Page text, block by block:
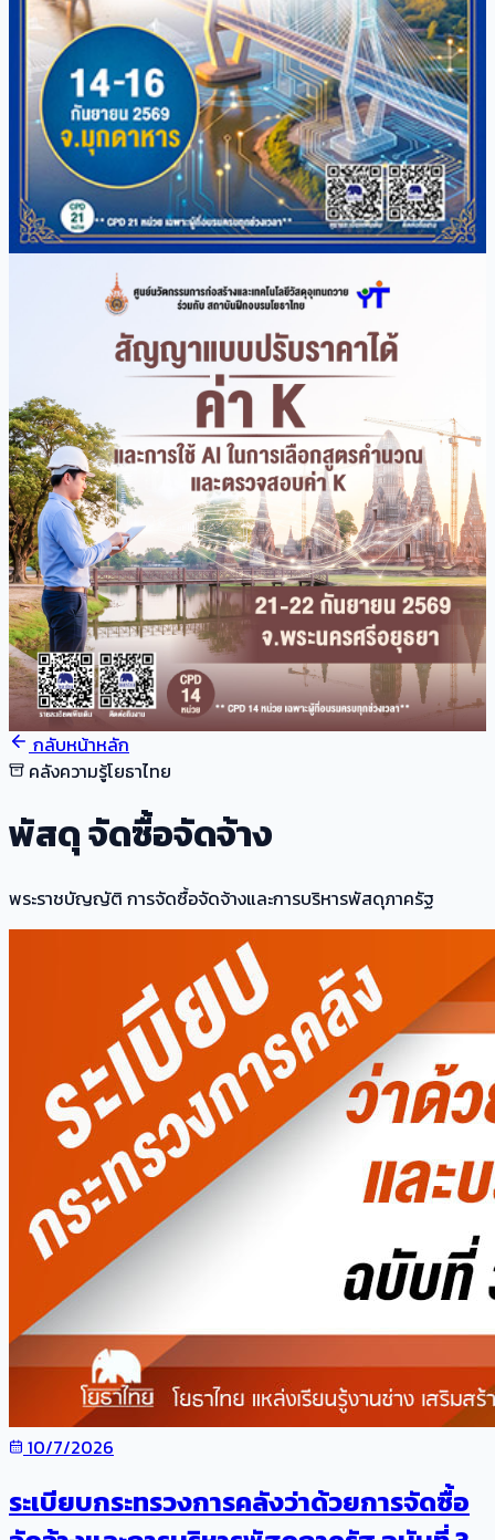
กลับหน้าหลัก
คลังความรู้โยธาไทย
พัสดุ จัดซื้อจัดจ้าง
พระราชบัญญัติ การจัดซื้อจัดจ้างและการบริหารพัสดุภาครัฐ
10/7/2026
ระเบียบกระทรวงการคลังว่าด้วยการจัดซื้อ